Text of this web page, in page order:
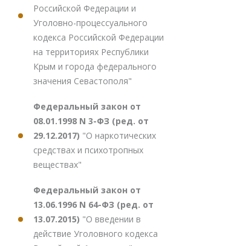
Российской Федерации и
Уголовно-процессуального
кодекса Российской Федерации
на территориях Республики
Крым и города федерального
значения Севастополя"
Федеральный закон от
08.01.1998 N 3-ФЗ (ред. от
29.12.2017) "О наркотических
средствах и психотропных
веществах"
Федеральный закон от
13.06.1996 N 64-ФЗ (ред. от
13.07.2015) "О введении в
действие Уголовного кодекса